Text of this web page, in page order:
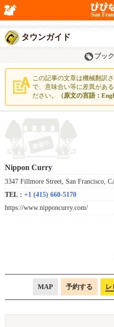
San
タウンガイド
ブッ
この記事の文章は機械翻訳
で、意味合い等に差異があ
ださい。
（原文の言語：
Nippon Curry
3347 Fillmore Street, San Francisco,
TEL : +1 (415) 660-5170
https://www.nipponcurry.com/
MAP 予約する レ